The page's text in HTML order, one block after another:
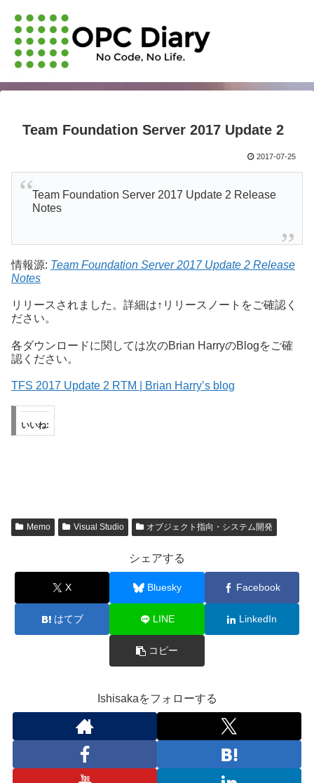
Team Foundation Server 2017 Update 2
2017-07-25
Team Foundation Server 2017 Update 2 Release
Notes
情報源: Team Foundation Server 2017 Update 2 Release
Notes
リリースされました。詳細は↑リリースノートをご確認く
ださい。
各ダウンロードに関しては次のBrian HarryのBlogをご確
認ください。
TFS 2017 Update 2 RTM | Brian Harry’s blog
いいね:
Memo Visual Studio オブジェクト指向・システム開発
シェアする
X Bluesky Facebook
はてブ LINE LinkedIn
コピー
Ishisakaをフォローする